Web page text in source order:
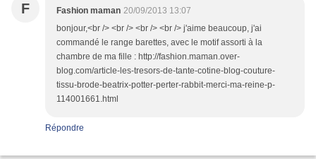
F Fashion maman 20/09/2013 13:07
bonjour,<br /> <br /> <br /> <br /> j'aime beaucoup, j'ai
commandé le range barettes, avec le motif assorti à la
chambre de ma fille : http://fashion.maman.over-
blog.com/article-les-tresors-de-tante-cotine-blog-couture-
tissu-brode-beatrix-potter-perter-rabbit-merci-ma-reine-p-
114001661.html
Répondre